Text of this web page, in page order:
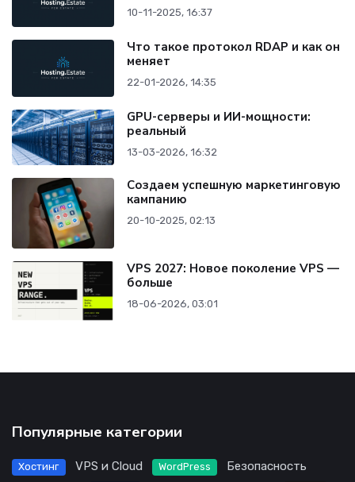
10-11-2025, 16:37
Что такое протокол RDAP и как он
меняет
22-01-2026, 14:35
GPU-серверы и ИИ-мощности:
реальный
13-03-2026, 16:32
Создаем успешную маркетинговую
кампанию
20-10-2025, 02:13
VPS 2027: Новое поколение VPS —
больше
18-06-2026, 03:01
Популярные категории
Хостинг VPS и Cloud WordPress
Безопасность